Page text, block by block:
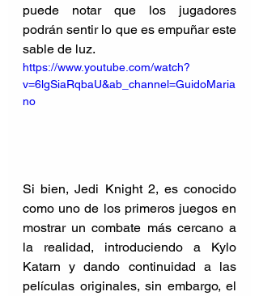
puede notar que los jugadores
podrán sentir lo que es empuñar este
sable de luz.
https://www.youtube.com/watch?
v=6lgSiaRqbaU&ab_channel=GuidoMaria
no
Si bien, Jedi Knight 2, es conocido
como uno de los primeros juegos en
mostrar un combate más cercano a
la realidad, introduciendo a Kylo
Katarn y dando continuidad a las
películas originales, sin embargo, el